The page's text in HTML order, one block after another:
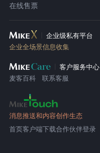
在线售票
企业级私有平台
企业全场景信息收集
客户服务中心
麦客百科
联系客服
消息推送和内容创作生态
首页客户端下载合作伙伴登录